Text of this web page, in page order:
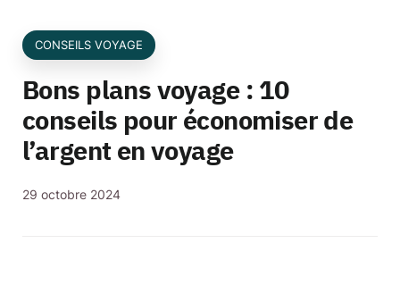
CONSEILS VOYAGE
Bons plans voyage : 10
conseils pour économiser de
l’argent en voyage
29 octobre 2024